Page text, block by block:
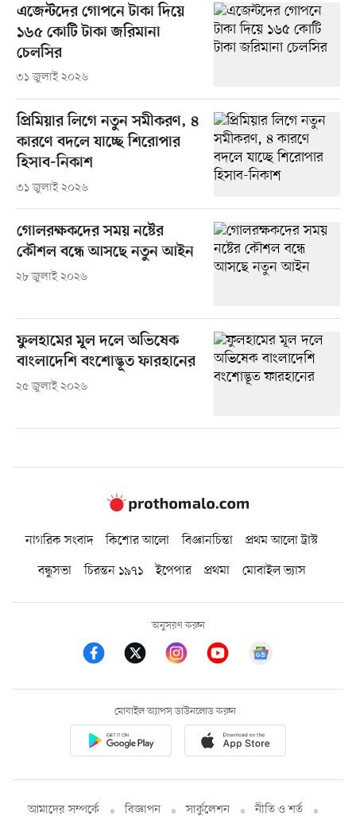
এজেন্টদের গোপনে টাকা দিয়ে
১৬৫ কোটি টাকা জরিমানা
চেলসির
৩১ জুলাই ২০২৬
প্রিমিয়ার লিগে নতুন সমীকরণ, ৪
কারণে বদলে যাচ্ছে শিরোপার
হিসাব-নিকাশ
৩১ জুলাই ২০২৬
গোলরক্ষকদের সময় নষ্টের
কৌশল বন্ধে আসছে নতুন আইন
২৮ জুলাই ২০২৬
ফুলহামের মূল দলে অভিষেক
বাংলাদেশি বংশোদ্ভূত ফারহানের
২৫ জুলাই ২০২৬
নাগরিক সংবাদ কিশোর আলো বিজ্ঞানচিন্তা
প্রথম আলো ট্রাস্ট
বন্ধুসভা
চিরন্তন ১৯৭১ ইপেপার প্রথমা মোবাইল ভ্যাস
অনুসরণ করুন
মোবাইল অ্যাপস ডাউনলোড করুন
আমাদের সম্পর্কে বিজ্ঞাপন সার্কুলেশন নীতি ও শর্ত